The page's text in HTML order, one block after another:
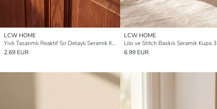
LCW HOME
Yivli Tasarımlı Reaktif Sır Detaylı Seramik Kupa
2.69 EUR
LCW HOME
Lilo ve Stitch Baskılı Seramik Kupa
6.99 EUR